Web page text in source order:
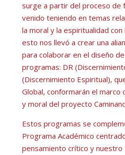
surge a partir del proceso de
venido teniendo en temas
la moral y la espiritualidad con
esto nos llevó a crear una
para colaborar en el diseño
programas: DR
(Discernimiento Espiritual),
Global, conformarán el marco
y moral del proyecto
Estos programas se
Programa Académico
pensamiento crítico y nuestro